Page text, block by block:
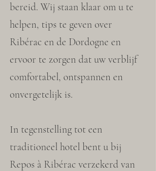
bereid. Wij staan klaar om u te
helpen, tips te geven over
Ribérac en de Dordogne en
ervoor te zorgen dat uw verblijf
comfortabel, ontspannen en
onvergetelijk is.
In tegenstelling tot een
traditioneel hotel bent u bij
Repos à Ribérac verzekerd van